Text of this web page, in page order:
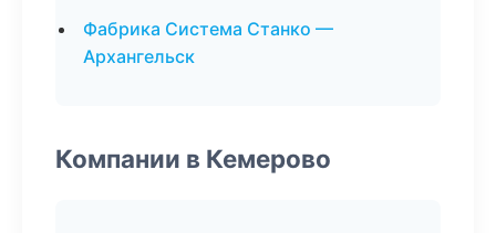
Фабрика Система Станко —
Архангельск
Компании в Кемерово